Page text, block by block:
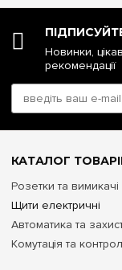
Новинки,
рекомендації
КАТАЛОГ
Розетки та вимикачі
Щити електричні
Автоматика та
Комутація та